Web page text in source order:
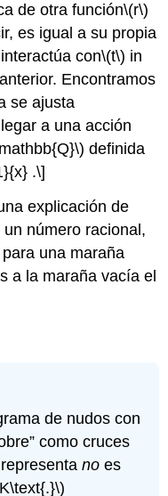
de otra función\(r\)
es igual a su propia
con\(t\) in
Encontramos
se ajusta
a una acción
definida
.\]
explicación de
número racional,
para una maraña
a la maraña vacía el
de nudos con
como cruces
representano es